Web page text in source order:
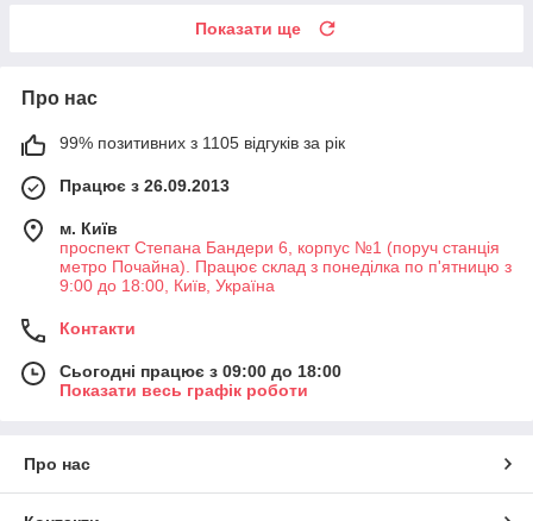
Показати ще
Про нас
99% позитивних з 1105 відгуків за рік
Працює з 26.09.2013
м. Київ
проспект Степана Бандери 6, корпус №1 (поруч станція
метро Почайна). Працює склад з понеділка по п'ятницю з
9:00 до 18:00, Київ, Україна
Контакти
Сьогодні працює з 09:00 до 18:00
Показати весь графік роботи
Про нас